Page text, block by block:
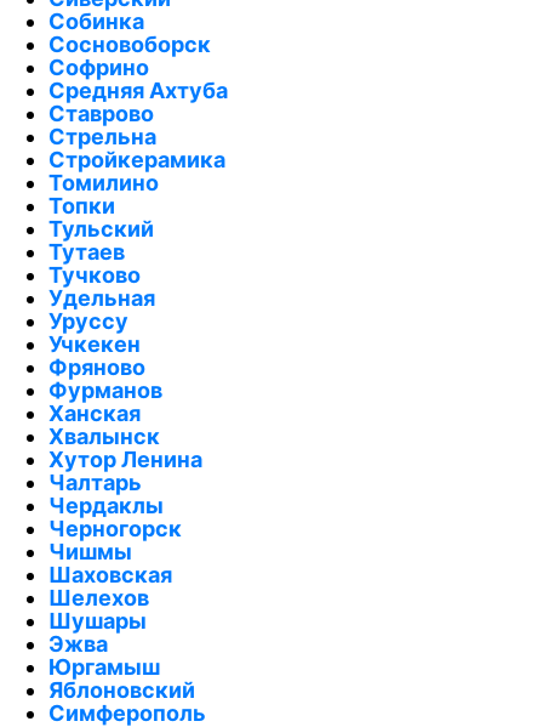
Собинка
Сосновоборск
Софрино
Средняя Ахтуба
Ставрово
Стрельна
Стройкерамика
Томилино
Топки
Тульский
Тутаев
Тучково
Удельная
Уруссу
Учкекен
Фряново
Фурманов
Ханская
Хвалынск
Хутор Ленина
Чалтарь
Чердаклы
Черногорск
Чишмы
Шаховская
Шелехов
Шушары
Эжва
Юргамыш
Яблоновский
Симферополь